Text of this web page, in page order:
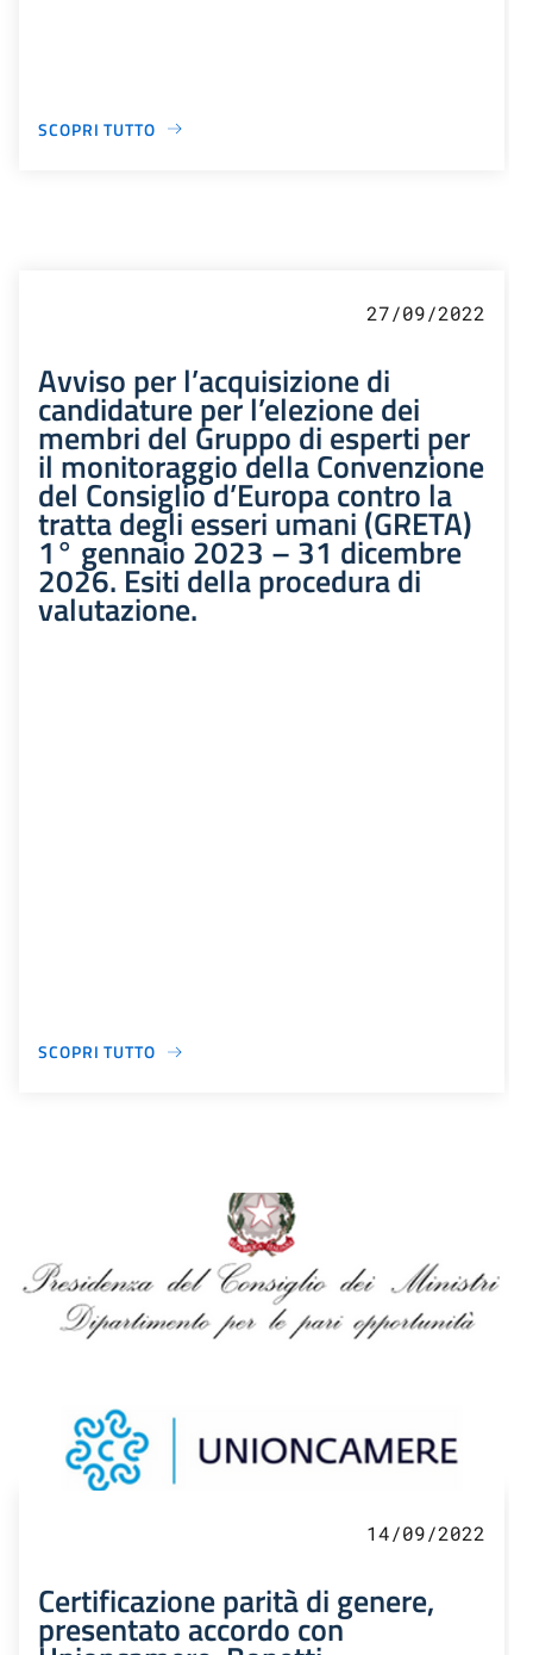
SCOPRI TUTTO
27/09/2022
Avviso per l’acquisizione di
candidature per l’elezione dei
membri del Gruppo di esperti per
il monitoraggio della Convenzione
del Consiglio d’Europa contro la
tratta degli esseri umani (GRETA)
1° gennaio 2023 – 31 dicembre
2026. Esiti della procedura di
valutazione.
SCOPRI TUTTO
14/09/2022
Certificazione parità di genere,
presentato accordo con